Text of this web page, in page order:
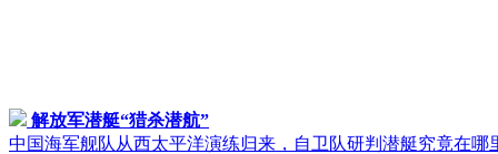
解放军潜艇“猎杀潜航”
中国海军舰队从西太平洋演练归来，自卫队研判潜艇究竟在哪